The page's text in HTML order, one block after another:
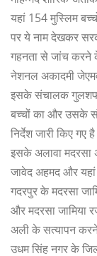
यहां 154 मुस्लिम
पर ये नाम देखकर
गहनता से जांच करने
नेशनल अकादमी
इसके संचालक
बच्चों का और उसके
निर्देश जारी किए गए
इसके अलावा
जावेद अहमद और
गदरपुर के मदरसा
और मदरसा जामिया
अली के सत्यापन करने
उधम सिंह नगर के